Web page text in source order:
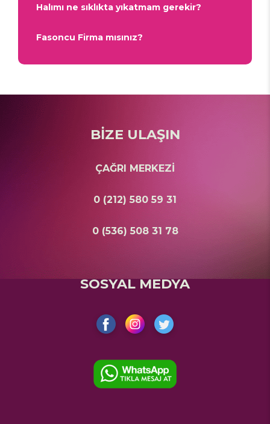
Halımı ne sıklıkta yıkatmam gerekir?
Fasoncu Firma mısınız?
BİZE ULAŞIN
ÇAĞRI MERKEZİ
0 (212) 580 59 31
0 (536) 508 31 78
SOSYAL MEDYA